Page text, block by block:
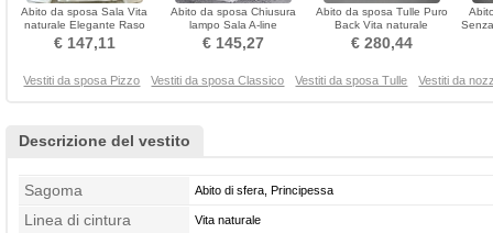
Abito da sposa Sala Vita
naturale Elegante Raso
Coda a Strascico Cattedrale
€ 147,11
Abito da sposa Chiusura
lampo Sala A-line
Sovrapposizione di pizzo
€ 145,27
Abito da sposa Tulle Puro
Back Vita naturale
Drappeggiato Lungo
€ 280,44
Vestiti da sposa Pizzo Vestiti da sposa Classico Vestiti da sposa Tulle Vestiti da
Descrizione del vestito
Sagoma Abito di sfera, Principessa
Linea di cintura Vita naturale